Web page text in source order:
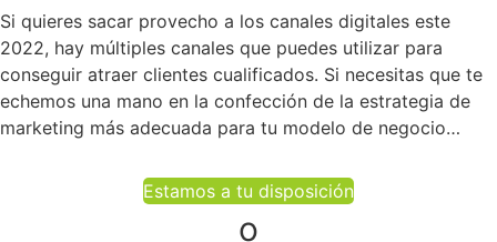
Si quieres sacar provecho a los canales digitales este
2022, hay múltiples canales que puedes utilizar para
conseguir atraer clientes cualificados. Si necesitas que te
echemos una mano en la confección de la estrategia de
marketing más adecuada para tu modelo de negocio…
Estamos a tu disposición
o